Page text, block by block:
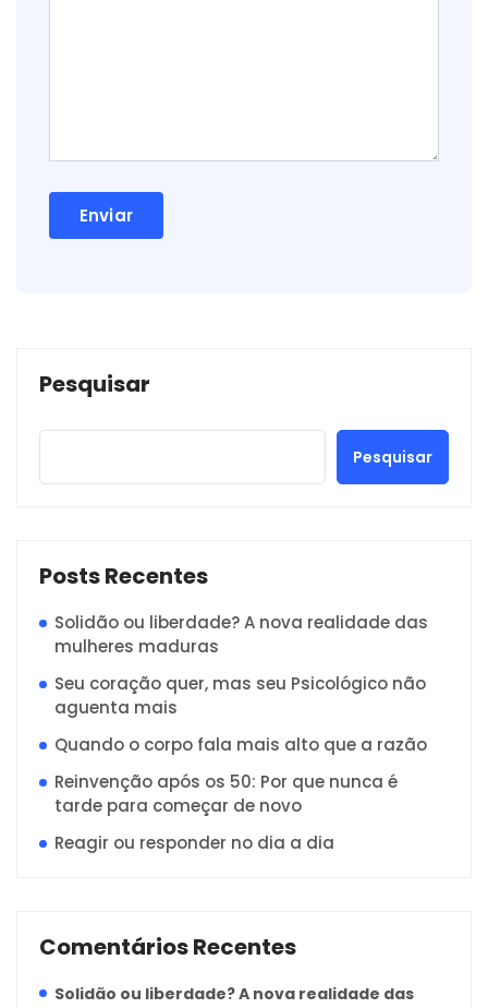
Pesquisar
Pesquisar
Posts Recentes
Solidão ou liberdade? A nova realidade das
mulheres maduras
Seu coração quer, mas seu Psicológico não
aguenta mais
Quando o corpo fala mais alto que a razão
Reinvenção após os 50: Por que nunca é
tarde para começar de novo
Reagir ou responder no dia a dia
Comentários Recentes
Solidão ou liberdade? A nova realidade das